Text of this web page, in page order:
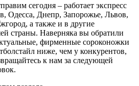
сегодня – работает экспресс
Одесса, Днепр, Запорожье, Львов,
а также и в другие
страны. Наверняка вы обратили
фирменные сороконожки
ниже, чем у конкурентов,
к нам за следующей